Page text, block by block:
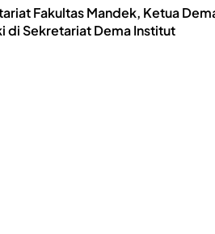
Fakultas Mandek, Ketua
di Sekretariat Dema Institut